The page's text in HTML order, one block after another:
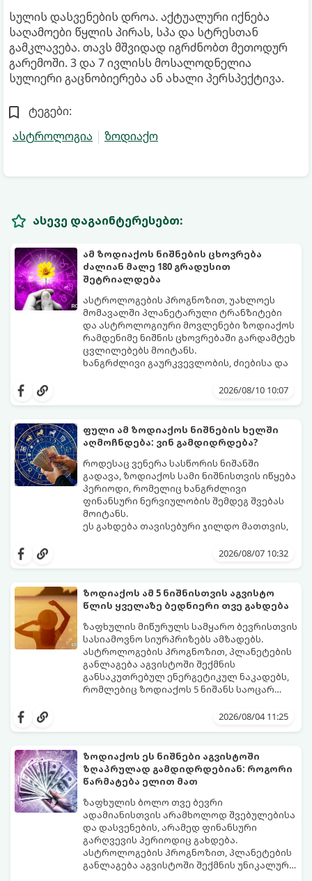
სულის დასვენების დროა. აქტუალური იქნება
საღამოები წყლის პირას, სპა და სტრესთან
გამკლავება. თავს მშვიდად იგრძნობთ მეთოდურ
გარემოში. 3 და 7 ივლისს მოსალოდნელია
სულიერი გაცნობიერება ან ახალი პერსპექტივა.
ტეგები:
ასტროლოგია
ზოდიაქო
ასევე დაგაინტერესებთ:
ამ ზოდიაქოს ნიშნების ცხოვრება
ძალიან მალე 180 გრადუსით
შეტრიალდება
ასტროლოგების პროგნოზით, უახლოეს
მომავალში პლანეტარული ტრანზიტები
და ასტროლოგიური მოვლენები ზოდიაქოს
რამდენიმე ნიშნის ცხოვრებაში გარდამტეხ
ცვლილებებს მოიტანს.
ხანგრძლივი გაურკვევლობის, ძიებისა და
პერიოდი, როდესაც მოვლენები ელვის
შესაძლებლობებით ჩაანაცვლებს.
აი, ზოდიაქოს ის იღბლიანი ნიშნები,
რომელთა ცხოვრებაც უახლოეს ხანში
რადიკალურად შეიცვლება:
2026/08/10 10:07
ფული ამ ზოდიაქოს ნიშნების ხელში
აღმოჩნდება: ვინ გამდიდრდება?
როდესაც ვენერა სასწორის ნიშანში
გადავა, ზოდიაქოს სამი ნიშნისთვის იწყება
პერიოდი, რომელიც ხანგრძლივი
ფინანსური ნერვიულობის შემდეგ შვებას
მოიტანს.
ეს გახდება თავისებური ჯილდო მათთვის,
იჩენდა და სირთულეების მიუხედავად წინ
სურვილების გადადებასა და ხარჯების
მკაცრ კონტროლს. თუმცა, ახლა სიტუაცია
თანდათან შეიცვლება.
პრობლემები, რომლებიც უსასრულო
გეგონათ, უკან დაიხევს, ამასთან ერთად კი
გაჩნდება მეტი ნდობა მომავლის მიმართ.
რთული პერიოდის შემდეგ ეს ნიშნები
შეძლებენ ამოისუნთქონ და დაინახონ
ახალი შესაძლებლობები.
2026/08/07 10:32
ზოდიაქოს ამ 5 ნიშნისთვის აგვისტო
წლის ყველაზე ბედნიერი თვე გახდება
ზაფხულის მიწურულს სამყარო ბევრისთვის
სასიამოვნო სიურპრიზებს ამზადებს.
ასტროლოგების პროგნოზით, პლანეტების
განლაგება აგვისტოში შექმნის
განსაკუთრებულ ენერგეტიკულ ნაკადებს,
რომლებიც ზოდიაქოს 5 ნიშანს საოცარ
ყველაზე ბედნიერი თვე აღმოჩნდება.
2026/08/04 11:25
ზოდიაქოს ეს ნიშნები აგვისტოში
ზღაპრულად გამდიდრდებიან: როგორი
წარმატება ელით მათ
ზაფხულის ბოლო თვე ბევრი
ადამიანისთვის არამხოლოდ შვებულებისა
და დასვენების, არამედ ფინანსური
გარღვევის პერიოდიც გახდება.
ასტროლოგების პროგნოზით, პლანეტების
განლაგება აგვისტოში შექმნის უნიკალურ